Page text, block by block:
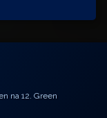
na 12. Green